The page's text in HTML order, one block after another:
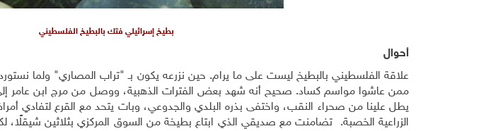
بطيخ إسرائيلي فتك بالبطيخ الفلسطيني
أحوال
علاقة الفلسطيني بالبطيخ ليست على ما يرام. حين نزرعه يكون بـ "تراب المصاري" ولما
ممن عاشوا مواسم كساد. صحيح أنه شهد بعض الفترات الذهبية، ووصل من مرج ابن عامر
يطل علينا من صحراء النقب، واختفى بذره البلدي والجدوعي، وبات يتحد مع القرع لتفادي
الزراعية الخصبة. تضامنت مع صديقي الذي ابتاع بطيخة من السوق المركزي بثلاثين